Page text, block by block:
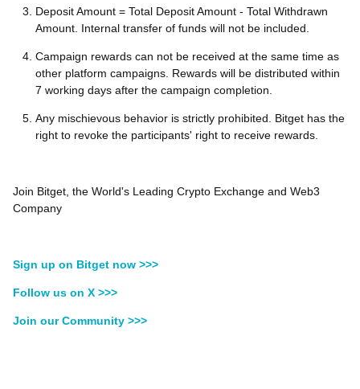
Deposit Amount = Total Deposit Amount - Total Withdrawn
Amount. Internal transfer of funds will not be included.
Campaign rewards can not be received at the same time as
other platform campaigns. Rewards will be distributed within
7 working days after the campaign completion.
Any mischievous behavior is strictly prohibited. Bitget has the
right to revoke the participants' right to receive rewards.
Join Bitget, the World's Leading Crypto Exchange and Web3
Company
Sign up on Bitget now >>>
Follow us on X >>>
Join our Community >>>